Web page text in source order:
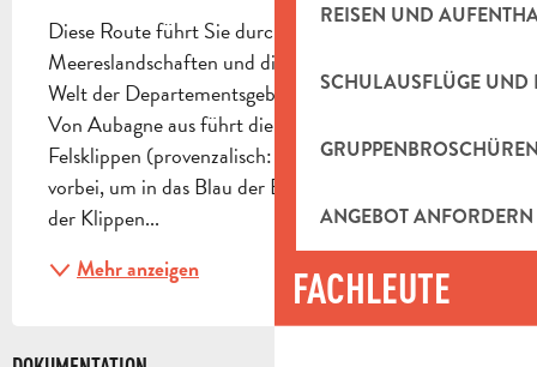
REISEN UND
SCHULAUSFLÜGE UND
ANGEBOT ANFORDERN
FACHLEUTE
Diese Route führt Sie durch die blauen Farben der
Meereslandschaften und die ländliche und wilde
Welt der Departementsgebiete und Bergmassive!
Von Aubagne aus führt die Route an Wäldern,
Felsklippen (provenzalisch: "Baou") und Tälern
vorbei, um in das Blau der Bucht von La Ciotat und
der Klippen...
Mehr anzeigen